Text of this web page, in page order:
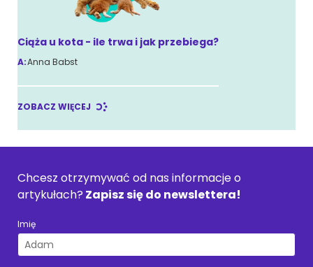
Ciąża u kota - ile trwa i jak przebiega?
A:Anna Babst
ZOBACZ WIĘCEJ
Chcesz otrzymywać od nas informacje o
artykułach? Zapisz się do newslettera!
Imię